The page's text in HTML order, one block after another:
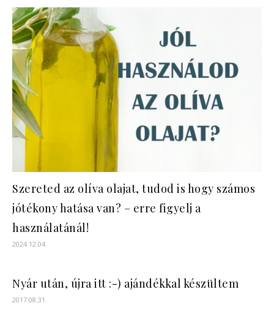
Szereted az olíva olajat, tudod is hogy számos
jótékony hatása van? – erre figyelj a
használatánál!
2024.12.04.
Nyár után, újra itt :-) ajándékkal készültem
2017.08.31.